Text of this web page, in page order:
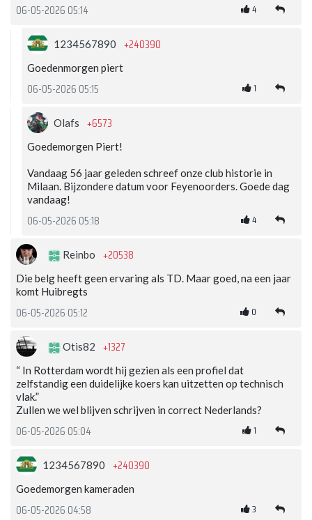
06-05-2026 05:14 4
1234567890 +240390
Goedenmorgen piert
06-05-2026 05:15 1
Olafs +6573
Goedemorgen Piert!
Vandaag 56 jaar geleden schreef onze club historie in
Milaan. Bijzondere datum voor Feyenoorders. Goede dag
vandaag!
06-05-2026 05:18 4
Reinbo +20538
Die belg heeft geen ervaring als TD. Maar goed, na een jaar
komt Huibregts
06-05-2026 05:12 0
Otis82 +1327
“ In Rotterdam wordt hij gezien als een profiel dat
zelfstandig een duidelijke koers kan uitzetten op technisch
vlak.”
Zullen we wel blijven schrijven in correct Nederlands?
06-05-2026 05:04 1
1234567890 +240390
Goedemorgen kameraden
06-05-2026 04:58 3